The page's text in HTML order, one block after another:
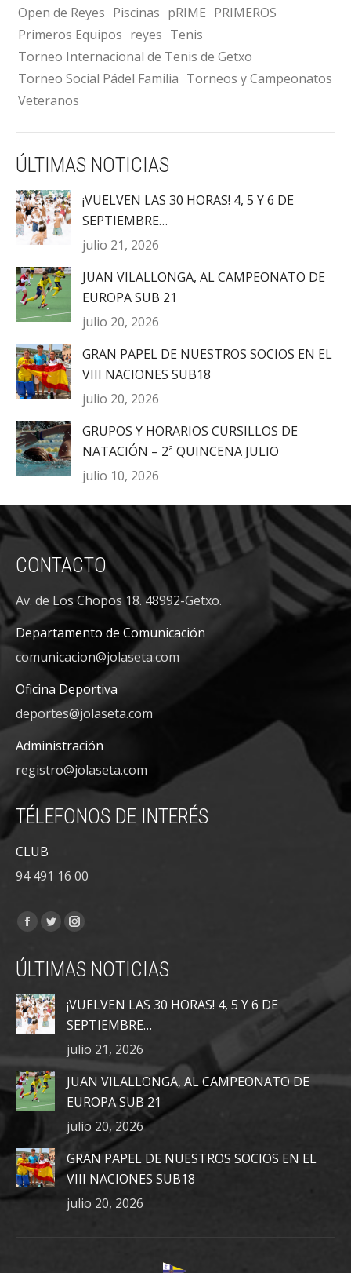
Open de Reyes Piscinas pRIME PRIMEROS
Primeros Equipos reyes Tenis
Torneo Internacional de Tenis de Getxo
Torneo Social Pádel Familia Torneos y Campeonatos
Veteranos
ÚLTIMAS NOTICIAS
¡VUELVEN LAS 30 HORAS! 4, 5 Y 6 DE
SEPTIEMBRE…
julio 21, 2026
JUAN VILALLONGA, AL CAMPEONATO DE
EUROPA SUB 21
julio 20, 2026
GRAN PAPEL DE NUESTROS SOCIOS EN EL
VIII NACIONES SUB18
julio 20, 2026
GRUPOS Y HORARIOS CURSILLOS DE
NATACIÓN – 2ª QUINCENA JULIO
julio 10, 2026
CONTACTO
Av. de Los Chopos 18. 48992-Getxo.
Departamento de Comunicación
comunicacion@jolaseta.com
Oficina Deportiva
deportes@jolaseta.com
Administración
registro@jolaseta.com
TÉLEFONOS DE INTERÉS
CLUB
94 491 16 00
Encuéntranos en:
Facebook
opens
in
new
window
Twitter
opens
in
new
window
Instagram
opens
new
window
ÚLTIMAS NOTICIAS
¡VUELVEN LAS 30 HORAS! 4, 5 Y 6 DE
SEPTIEMBRE…
julio 21, 2026
JUAN VILALLONGA, AL CAMPEONATO DE
EUROPA SUB 21
julio 20, 2026
GRAN PAPEL DE NUESTROS SOCIOS EN EL
VIII NACIONES SUB18
julio 20, 2026